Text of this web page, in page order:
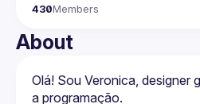
430Members
About
Olá! Sou Veronica, designer